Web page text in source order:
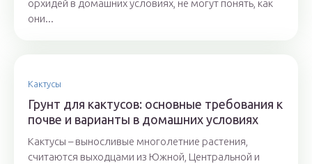
орхидей в домашних условиях, не могут понять, как
они...
Кактусы
Грунт для кактусов: основные требования к
почве и варианты в домашних условиях
Кактусы – выносливые многолетние растения,
считаются выходцами из Южной, Центральной и